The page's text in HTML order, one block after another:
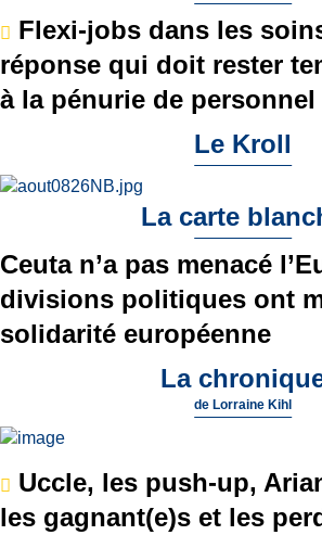
Flexi-jobs dans les
réponse qui doit rester
à la pénurie de personnel
Le Kroll
La carte
Ceuta n’a pas menacé
divisions politiques ont
solidarité européenne
La
de Lorraine Kihl
Uccle, les push-up,
les gagnant(e)s et les